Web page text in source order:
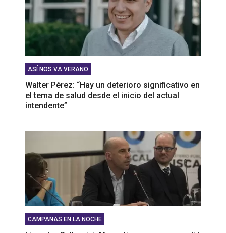
ASÍ NOS VA VERANO
Walter Pérez: “Hay un deterioro significativo en
el tema de salud desde el inicio del actual
intendente”
CAMPANAS EN LA NOCHE